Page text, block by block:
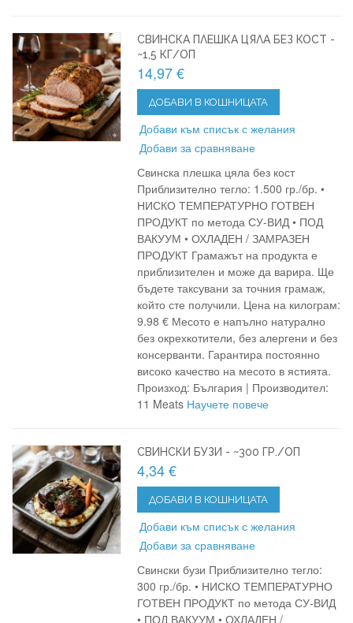
СВИНСКА ПЛЕШКА ЦЯЛА БЕЗ КОСТ -
~1,5 КГ/ОП
14,97 €
ДОБАВИ В КОШНИЦАТА
Добави към списък с желания
Добави за сравняване
Свинска плешка цяла без кост
Приблизително тегло: 1.500 гр./бр. •
НИСКО ТЕМПЕРАТУРНО ГОТВЕН
ПРОДУКТ по метода СУ-ВИД • ПОД
ВАКУУМ • ОХЛАДЕН / ЗАМРАЗЕН
ПРОДУКТ Грамажът на продукта е
приблизителен и може да варира. Ще
бъдете таксувани за точния грамаж,
който сте получили. Цена на килограм:
9.98 € Месото е напълно натурално
без окрехкотители, без алергени и без
консерванти. Гарантира постоянно
високо качество на месото в ястията.
Произход: България | Производител:
11 Meats Научете повече
СВИНСКИ БУЗИ - ~300 ГР./ОП
4,34 €
ДОБАВИ В КОШНИЦАТА
Добави към списък с желания
Добави за сравняване
Свински бузи Приблизително тегло:
300 гр./бр. • НИСКО ТЕМПЕРАТУРНО
ГОТВЕН ПРОДУКТ по метода СУ-ВИД
• ПОД ВАКУУМ • ОХЛАДЕН /